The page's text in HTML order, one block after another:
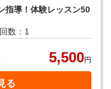
指導！体験レッスン50
回数：1
5,500円
る